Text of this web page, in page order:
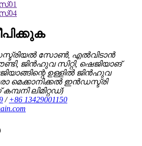
സോൺ, എൽവിടാൻ
ജിൻഹുവ സിറ്റി, ഷെജിയാങ്
ഉള്ളിൽ ജിൻഹുവ
മെക്കാനിക്കൽ ഇൻഡസ്ട്രി
ലിമിറ്റഡ്)
/+86 13429001150